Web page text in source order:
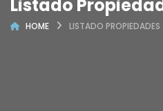
Listado
HOME LISTADO PROPIEDADES